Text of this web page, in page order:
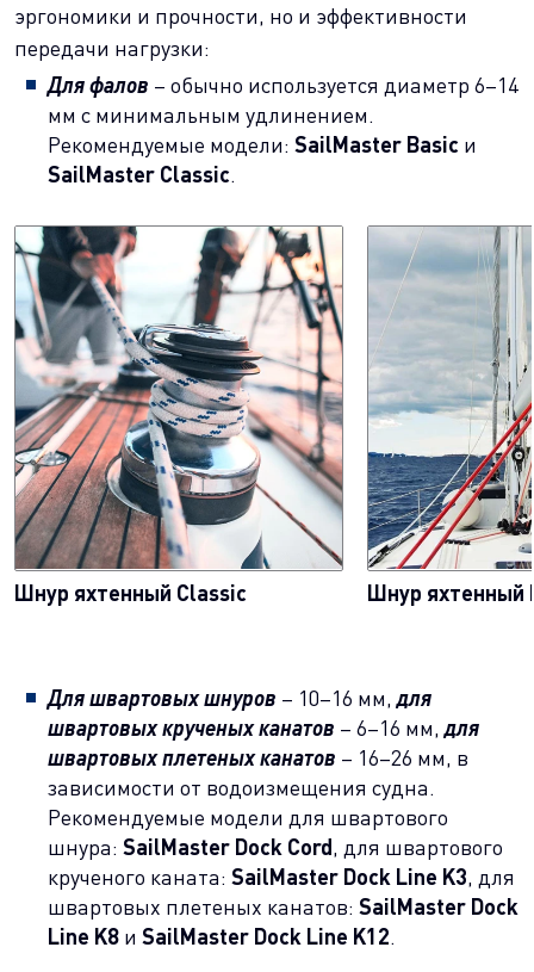
эргономики и прочности, но и эффективности
передачи нагрузки:
Для фалов – обычно используется диаметр 6–14
мм с минимальным удлинением.
Рекомендуемые модели: SailMaster Basic и
SailMaster Classic.
Шнур яхтенный Classic Шнур яхтенный
Для швартовых шнуров – 10–16 мм,для
швартовых крученых канатов – 6–16 мм,для
швартовых плетеных канатов – 16–26 мм, в
зависимости от водоизмещения судна.
Рекомендуемые модели для швартового
шнура: SailMaster Dock Cord, для швартового
крученого каната: SailMaster Dock Line K3, для
швартовых плетеных канатов: SailMaster Dock
Line K8 и SailMaster Dock Line K12.